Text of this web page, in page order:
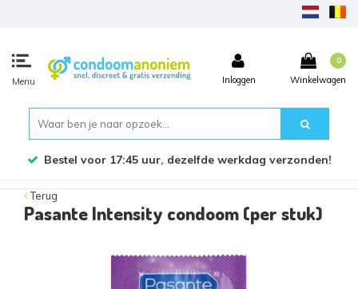
Menu Inloggen
0
Winkelwagen
Bestel voor 17:45 uur, dezelfde werkdag verzonden!
Terug
Pasante Intensity condoom (per stuk)